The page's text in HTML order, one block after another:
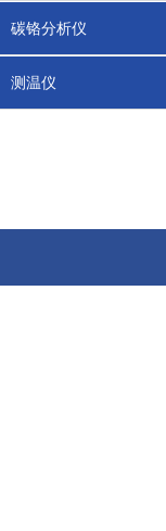
碳铬分析仪
测温仪